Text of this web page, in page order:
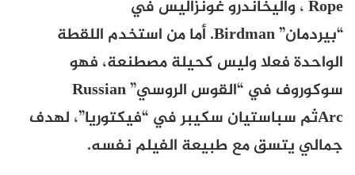
Rope، واليخاندرو غونزاليس في
“بيردمان”Birdman. أما من استخدم اللقطة
الواحدة فعلا وليس كحيلة مصطنعة، فهو
سوكوروف في “القوس الروسي”Russian
Arcثم سباستيان سكيبر في “فيكتوريا”، لهدف
جمالي يتسق مع طبيعة الفيلم نفسه.